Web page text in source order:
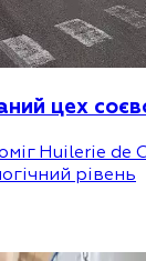
цех
Huilerie de
рівень